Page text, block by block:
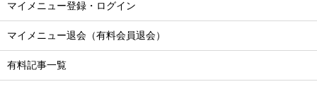
マイメニュー登録・ログイン
マイメニュー退会（有料会員退会）
有料記事一覧